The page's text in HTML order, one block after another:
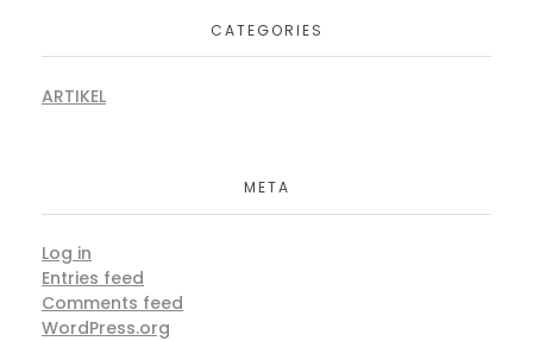
CATEGORIES
ARTIKEL
META
Log in
Entries feed
Comments feed
WordPress.org